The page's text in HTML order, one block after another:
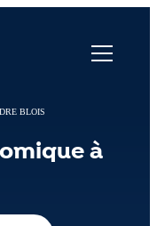
BLOIS
à